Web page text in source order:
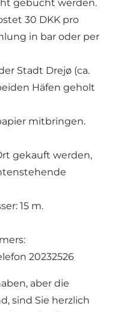
gebucht werden.
30 DKK pro
in bar oder per
Stadt Drejø (ca.
Häfen geholt
mitbringen.
gekauft werden,
15 m.
20232526
aber die
sind Sie herzlich